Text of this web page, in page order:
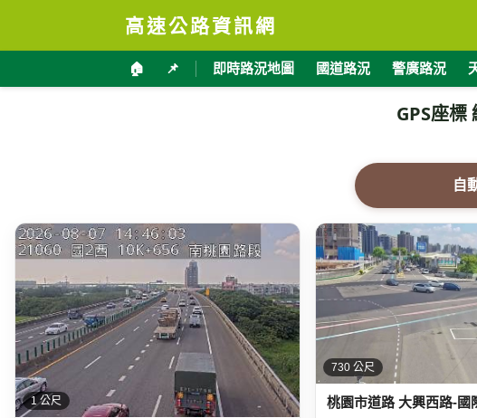
高速公路資訊網
🏠 📌 即時路況地圖 國道路況 警廣路況
GPS座標
自
1 公尺
730 公尺
桃園市道路 大興西路-國